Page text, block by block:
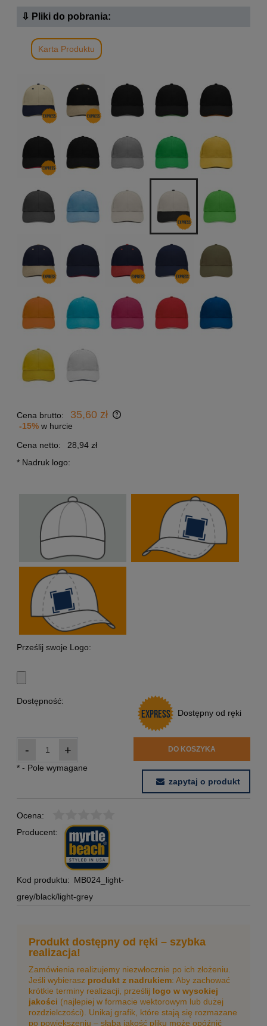
⇩ Pliki do pobrania:
Karta Produktu
Cena brutto: 35,60 zł
-15% w hurcie
Cena netto:
28,94 zł
* Nadruk logo:
Prześlij swoje Logo:
Dostępność:
Dostępny od ręki
- + DO KOSZYKA
* - Pole wymagane
zapytaj o produkt
Ocena:
Producent:
Kod produktu: MB024_light-
grey/black/light-grey
Produkt dostępny od ręki – szybka
realizacja!
Zamówienia realizujemy niezwłocznie po ich złożeniu.
Jeśli wybierasz produkt z nadrukiem: Aby zachować
krótkie terminy realizacji, prześlij logo w wysokiej
jakości (najlepiej w formacie wektorowym lub dużej
rozdzielczości). Unikaj grafik, które stają się rozmazane
po powiększeniu – słaba jakość pliku może opóźnić